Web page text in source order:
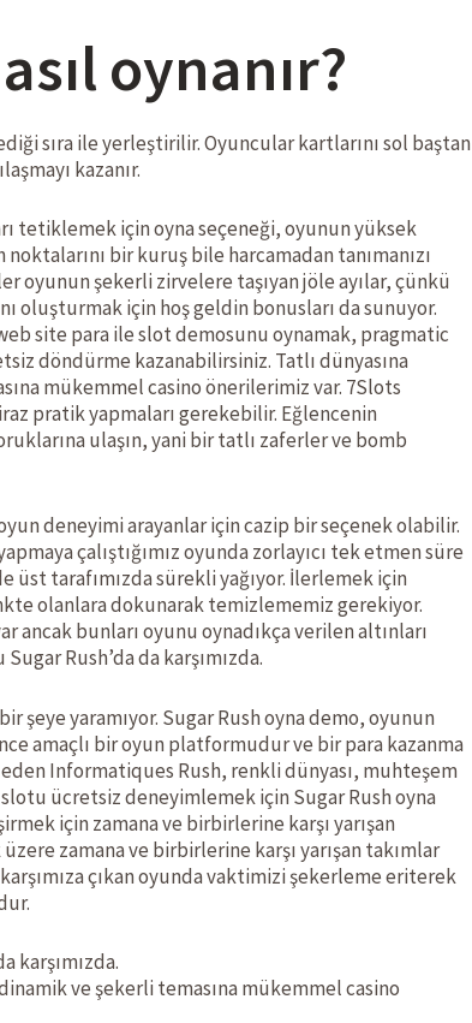
oynanır?
sıra ile yerleştirilir. Oyuncular kartlarını sol baştan
kazanır.
tetiklemek için oyna seçeneği, oyunun yüksek
bir kuruş bile harcamadan tanımanızı
oyunun şekerli zirvelere taşıyan jöle ayılar, çünkü
oluşturmak için hoş geldin bonusları da sunuyor.
site para ile slot demosunu oynamak, pragmatic
döndürme kazanabilirsiniz. Tatlı dünyasına
mükemmel casino önerilerimiz var. 7Slots
pratik yapmaları gerekebilir. Eğlencenin
ulaşın, yani bir tatlı zaferler ve bomb
deneyimi arayanlar için cazip bir seçenek olabilir.
çalıştığımız oyunda zorlayıcı tek etmen süre
üst tarafımızda sürekli yağıyor. İlerlemek için
olanlara dokunarak temizlememiz gerekiyor.
ancak bunları oyunu oynadıkça verilen altınları
Rush’da da karşımızda.
şeye yaramıyor. Sugar Rush oyna demo, oyunun
amaçlı bir oyun platformudur ve bir para kazanma
Informatiques Rush, renkli dünyası, muhteşem
ücretsiz deneyimlemek için Sugar Rush oyna
için zamana ve birbirlerine karşı yarışan
zamana ve birbirlerine karşı yarışan takımlar
çıkan oyunda vaktimizi şekerleme eriterek
karşımızda.
ve şekerli temasına mükemmel casino